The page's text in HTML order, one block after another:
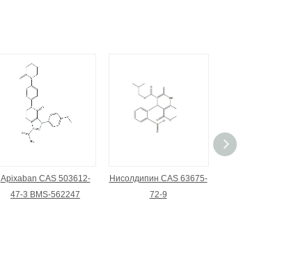
Apixaban CAS 503612-
47-3 BMS-562247
Нисолдипин CAS 63675-
72-9